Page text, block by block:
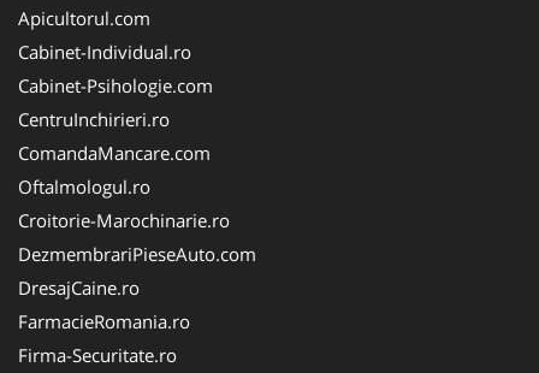
Apicultorul.com
Cabinet-Individual.ro
Cabinet-Psihologie.com
CentruInchirieri.ro
ComandaMancare.com
Oftalmologul.ro
Croitorie-Marochinarie.ro
DezmembrariPieseAuto.com
DresajCaine.ro
FarmacieRomania.ro
Firma-Securitate.ro